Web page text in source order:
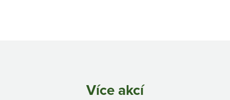
Více akcí